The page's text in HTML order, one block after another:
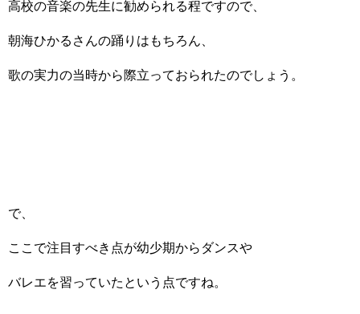
高校の音楽の先生に勧められる程ですので、
朝海ひかるさんの踊りはもちろん、
歌の実力の当時から際立っておられたのでしょう。
で、
ここで注目すべき点が幼少期からダンスや
バレエを習っていたという点ですね。